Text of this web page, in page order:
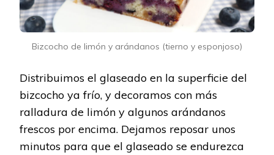
Bizcocho de limón y arándanos (tierno y esponjoso)
Distribuimos el glaseado en la superficie del
bizcocho ya frío, y decoramos con más
ralladura de limón y algunos arándanos
frescos por encima. Dejamos reposar unos
minutos para que el glaseado se endurezca